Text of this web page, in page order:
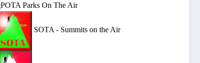
POTA Parks On The Air
SOTA - Summits on the Air